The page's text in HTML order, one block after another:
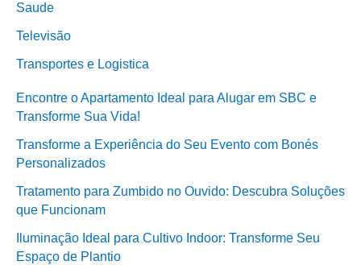
Saude
Televisão
Transportes e Logistica
Encontre o Apartamento Ideal para Alugar em SBC e
Transforme Sua Vida!
Transforme a Experiência do Seu Evento com Bonés
Personalizados
Tratamento para Zumbido no Ouvido: Descubra Soluções
que Funcionam
Iluminação Ideal para Cultivo Indoor: Transforme Seu
Espaço de Plantio